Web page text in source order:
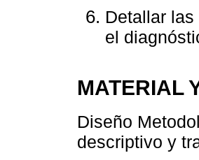
Detallar
el
MATERIAL
Diseño
descriptivo y